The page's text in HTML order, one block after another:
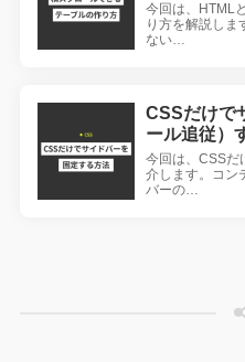
今回は、HTML
り方を解説しま
ない…
CSSだけで
ール追従）
今回は、CSSだ
介します。コン
バーの…